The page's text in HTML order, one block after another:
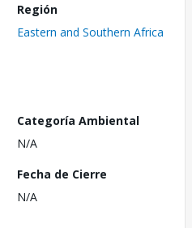
Región
Eastern and Southern Africa
Categoría Ambiental
N/A
Fecha de Cierre
N/A